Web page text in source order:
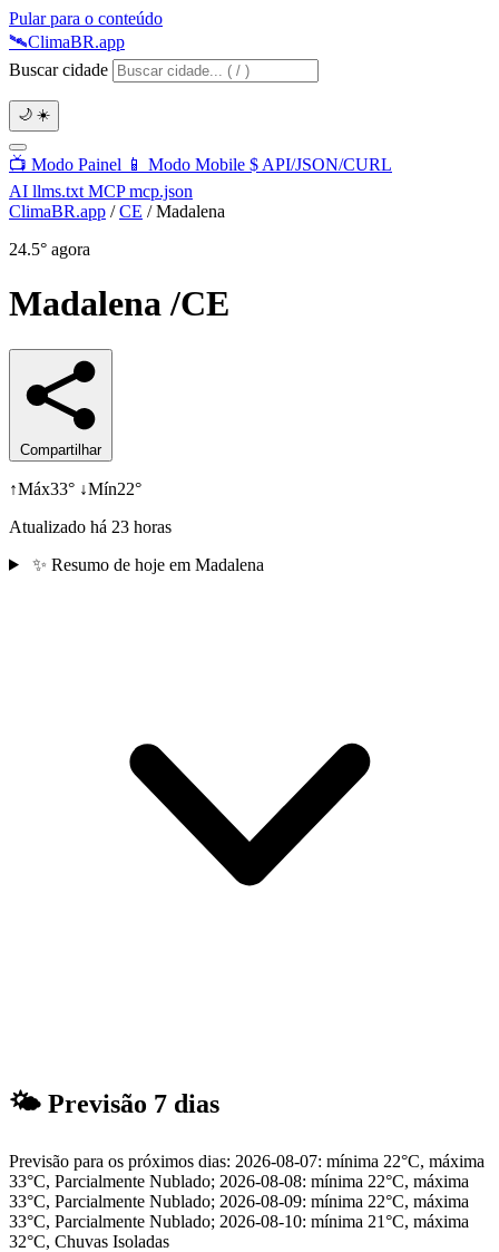
Pular para o conteúdo
🛰️ClimaBR.app
Buscar cidade
🌙 ☀️
📺 Modo Painel 📱 Modo Mobile $ API/JSON/CURL
AI llms.txt MCPmcp.json
ClimaBR.app / CE / Madalena
24.5° agora
Madalena/CE
Compartilhar
↑Máx33° ↓Mín22°
Atualizado há 23 horas
✨ Resumo de hoje em Madalena
🌤 Previsão 7 dias
Previsão para os próximos dias: 2026-08-07: mínima 22°C, máxima
33°C, Parcialmente Nublado; 2026-08-08: mínima 22°C, máxima
33°C, Parcialmente Nublado; 2026-08-09: mínima 22°C, máxima
33°C, Parcialmente Nublado; 2026-08-10: mínima 21°C, máxima
32°C, Chuvas Isoladas